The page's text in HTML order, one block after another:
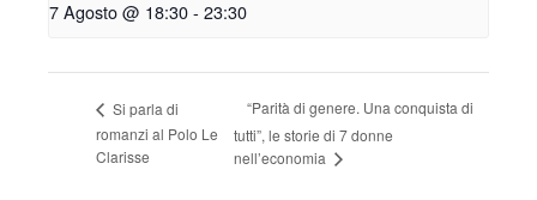
7 Agosto @ 18:30- 23:30
Si parla di
romanzi al Polo Le
Clarisse
“Parità di genere. Una conquista di
tutti”, le storie di 7 donne
nell’economia